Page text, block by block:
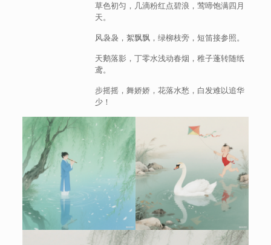
草色初匀，几滴粉红点碧浪，莺啼饱满四月
天。
风袅袅，絮飘飘，绿柳枝旁，短笛接参照。
天鹅落影，丁零水浅动春烟，稚子蓬转随纸
鸢。
步摇摇，舞娇娇，花落水愁，白发难以追华
少！